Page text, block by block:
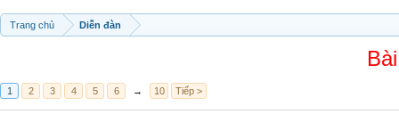
Trang chủ Diễn đàn
1 2 3 4 5 6 → 10 Tiếp >